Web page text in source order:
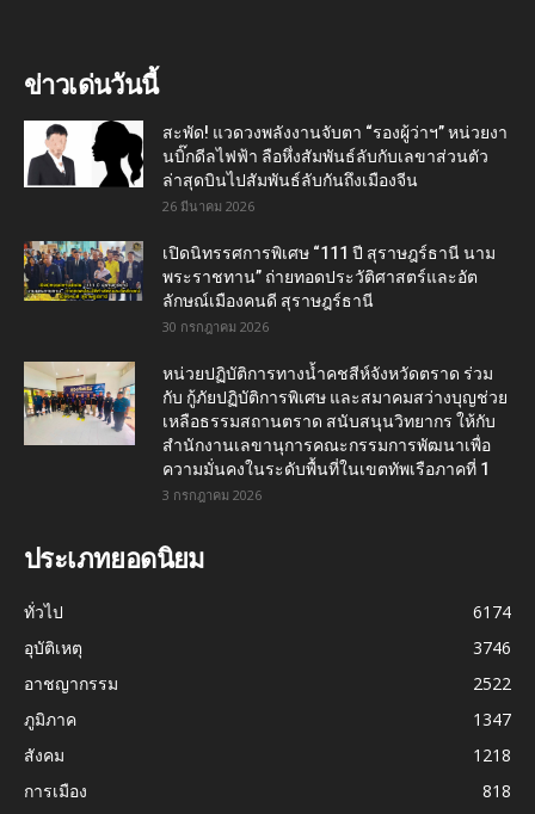
ข่าวเด่นวันนี้
สะพัด! แวดวงพลังงานจับตา “รองผู้ว่าฯ” หน่วยงา
นบิ๊กดีลไฟฟ้า ลือหึ่งสัมพันธ์ลับกับเลขาส่วนตัว
ล่าสุดบินไปสัมพันธ์ลับกันถึงเมืองจีน
26 มีนาคม 2026
เปิดนิทรรศการพิเศษ “111 ปี สุราษฎร์ธานี นาม
พระราชทาน” ถ่ายทอดประวัติศาสตร์และอัต
ลักษณ์เมืองคนดี สุราษฎร์ธานี
30 กรกฎาคม 2026
หน่วยปฏิบัติการทางน้ำคชสีห์จังหวัดตราด ร่วม
กับ กู้ภัยปฏิบัติการพิเศษ และสมาคมสว่างบุญช่วย
เหลือธรรมสถานตราด สนับสนุนวิทยากร ให้กับ
สำนักงานเลขานุการคณะกรรมการพัฒนาเพื่อ
ความมั่นคงในระดับพื้นที่ในเขตทัพเรือภาคที่ 1
3 กรกฎาคม 2026
ประเภทยอดนิยม
ทั่วไป
6174
อุบัติเหตุ
3746
อาชญากรรม
2522
ภูมิภาค
1347
สังคม
1218
การเมือง
818